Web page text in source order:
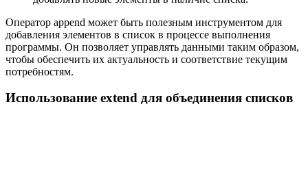
Оператор append может быть полезным инструментом для
добавления элементов в список в процессе выполнения
программы. Он позволяет управлять данными таким образом,
чтобы обеспечить их актуальность и соответствие текущим
потребностям.
Использование extend для объединения списков